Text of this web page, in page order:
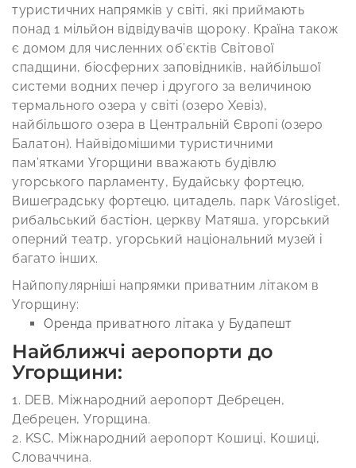
туристичних напрямків у світі, які приймають
понад 1 мільйон відвідувачів щороку. Країна також
є домом для численних об’єктів Світової
спадщини, біосферних заповідників, найбільшої
системи водних печер і другого за величиною
термального озера у світі (озеро Хевіз),
найбільшого озера в Центральній Європі (озеро
Балатон). Найвідомішими туристичними
пам’ятками Угорщини вважають будівлю
угорського парламенту, Будайську фортецю,
Вишеградську фортецю, цитадель, парк Városliget,
рибальський бастіон, церкву Матяша, угорський
оперний театр, угорський національний музей і
багато інших.
Найпопулярніші напрямки приватним літаком в
Угорщину:
Оренда приватного літака у Будапешт
Найближчі аеропорти до
Угорщини:
1. DEB, Міжнародний аеропорт Дебрецен,
Дебрецен, Угорщина.
2. KSC, Міжнародний аеропорт Кошиці, Кошиці,
Словаччина.